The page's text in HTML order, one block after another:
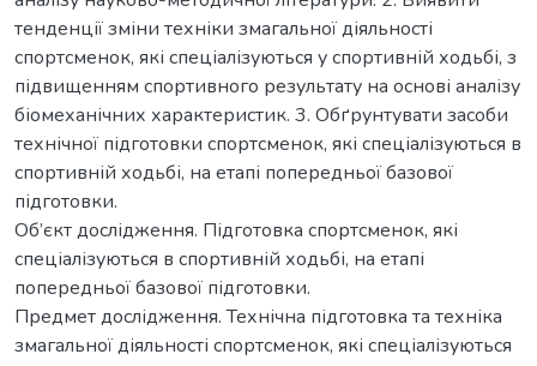
тенденції зміни техніки змагальної діяльності
спортсменок, які спеціалізуються у спортивній ходьбі, з
підвищенням спортивного результату на основі аналізу
біомеханічних характеристик. 3. Обґрунтувати засоби
технічної підготовки спортсменок, які спеціалізуються в
спортивній ходьбі, на етапі попередньої базової
підготовки.
Об’єкт дослідження. Підготовка спортсменок, які
спеціалізуються в спортивній ходьбі, на етапі
попередньої базової підготовки.
Предмет дослідження. Технічна підготовка та техніка
змагальної діяльності спортсменок, які спеціалізуються